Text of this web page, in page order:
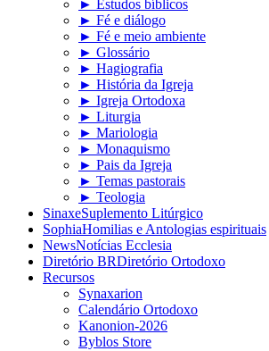
► Estudos bíblicos
► Fé e diálogo
► Fé e meio ambiente
► Glossário
► Hagiografia
► História da Igreja
► Igreja Ortodoxa
► Liturgia
► Mariologia
► Monaquismo
► Pais da Igreja
► Temas pastorais
► Teologia
SinaxeSuplemento Litúrgico
SophiaHomilias e Antologias espirituais
NewsNotícias Ecclesia
Diretório BRDiretório Ortodoxo
Recursos
Synaxarion
Calendário Ortodoxo
Kanonion-2026
Byblos Store